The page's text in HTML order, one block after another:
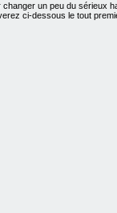
changer un peu du sérieux
ci-dessous le tout